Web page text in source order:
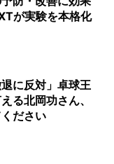
が実験を本格化
退に反対」卓球王
る北岡功さん、
ださい